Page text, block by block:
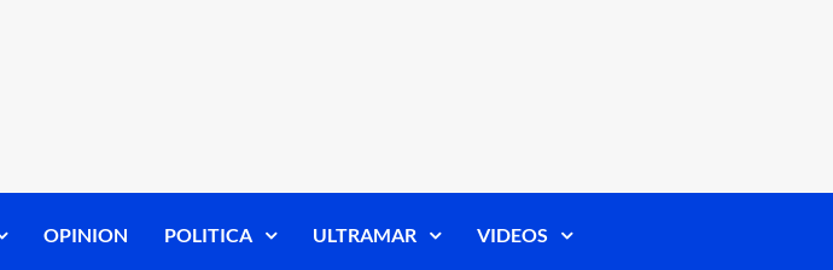
OPINION POLITICA ULTRAMAR VIDEOS